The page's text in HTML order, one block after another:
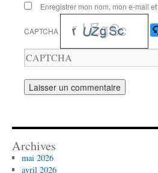
Enregistrer mon nom, mon e-mail
CAPTCHA
Veuillez
saisir
dans
le
Archives
mai 2026
avril 2026